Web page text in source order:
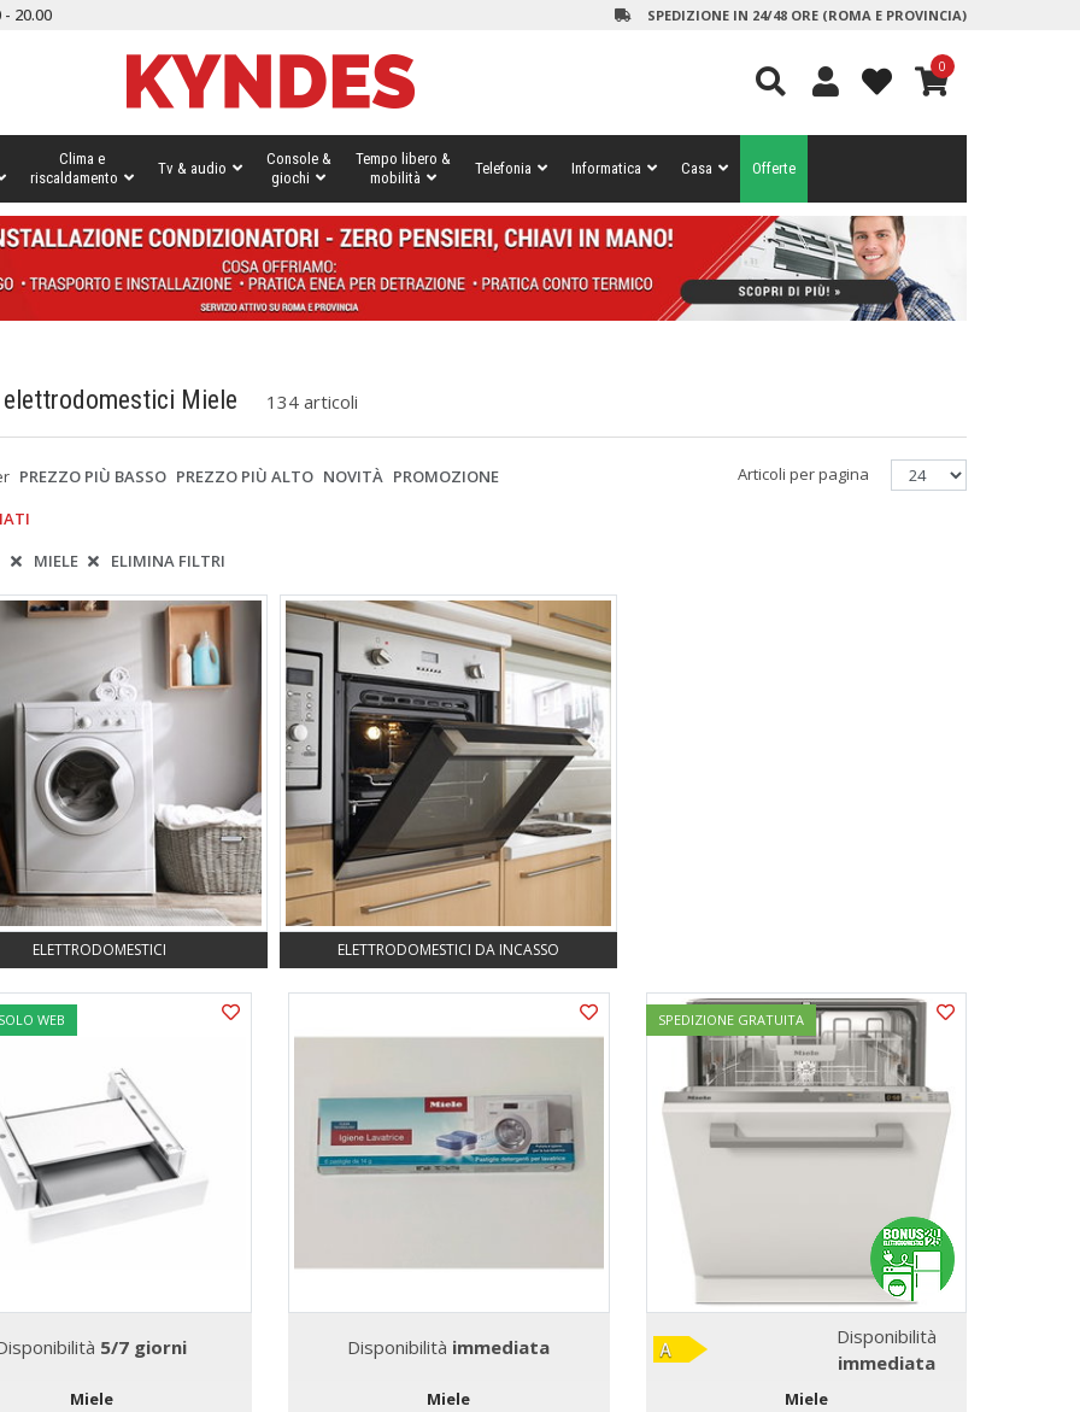
20.00 SPEDIZIONE IN 24/48 ORE (ROMA E PROVINCIA)
0
Clima e
riscaldamento
Tv & audio
Console &
giochi
Tempo libero &
mobilità
Telefonia Informatica Casa Offerte
elettrodomestici Miele 134 articoli
PREZZO PIÙ BASSO PREZZO PIÙ ALTO NOVITÀ PROMOZIONE
Articoli per pagina
MIELE ELIMINA FILTRI
ELETTRODOMESTICI ELETTRODOMESTICI DA INCASSO
WEB
5/7 giorni
Miele
Disponibilità immediata
Miele
SPEDIZIONE GRATUITA
Disponibilità
immediata
Miele